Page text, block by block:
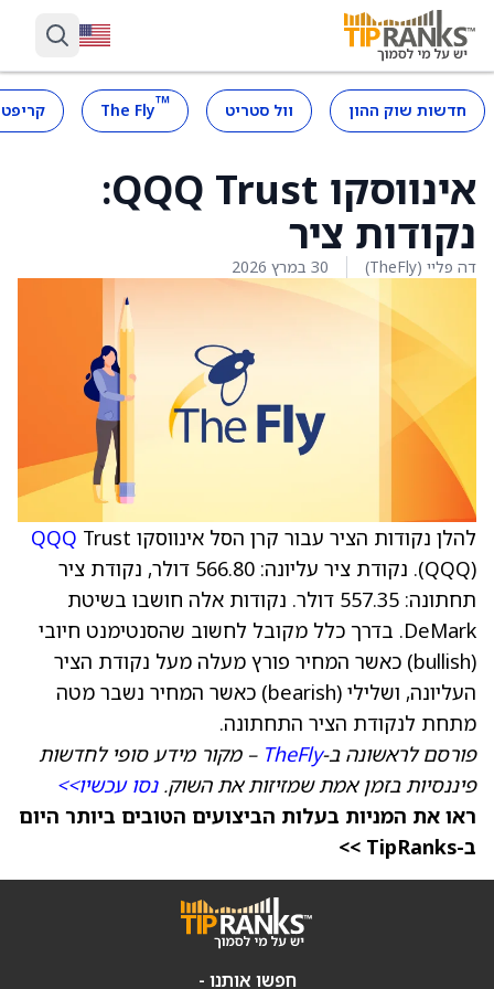
חדשות שוק ההון וול סטריט ™
The Fly
אינווסקו QQQ Trust:
נקודות ציר
דה פליי (TheFly) 30 במרץ 2026
להלן נקודות הציר עבור קרן הסל אינווסקו QQQ Trust
(QQQ). נקודת ציר עליונה: 566.80 דולר, נקודת ציר
תחתונה: 557.35 דולר. נקודות אלה חושבו בשיטת
DeMark. בדרך כלל מקובל לחשוב שהסנטימנט חיובי
(bullish) כאשר המחיר פורץ מעלה מעל נקודת הציר
העליונה, ושלילי (bearish) כאשר המחיר נשבר מטה
מתחת לנקודת הציר התחתונה.
פורסם לראשונה ב-TheFly – מקור מידע סופי לחדשות
פיננסיות בזמן אמת שמזיזות את השוק.נסו עכשיו>>
ראו את המניות בעלות הביצועים הטובים ביותר היום
ב-TipRanks >>
חפשו אותנו -